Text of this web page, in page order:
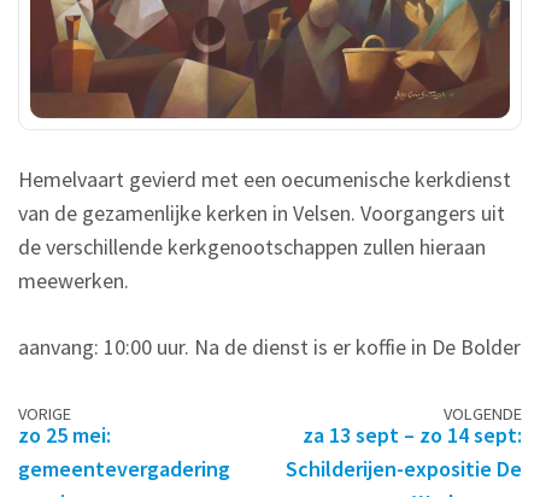
Hemelvaart gevierd met een oecumenische kerkdienst
van de gezamenlijke kerken in Velsen. Voorgangers uit
de verschillende kerkgenootschappen zullen hieraan
meewerken.
aanvang: 10:00 uur. Na de dienst is er koffie in De Bolder
Berichtennavigatie
VORIGE
zo 25 mei:
gemeentevergadering
VOLGENDE
za 13 sept – zo 14 sept:
Schilderijen-expositie De